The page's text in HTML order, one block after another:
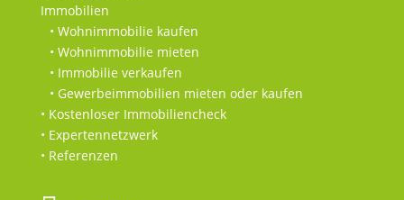
Immobilien
• Wohnimmobilie kaufen
• Wohnimmobilie mieten
• Immobilie verkaufen
• Gewerbeimmobilien mieten oder kaufen
• Kostenloser Immobiliencheck
• Expertennetzwerk
• Referenzen